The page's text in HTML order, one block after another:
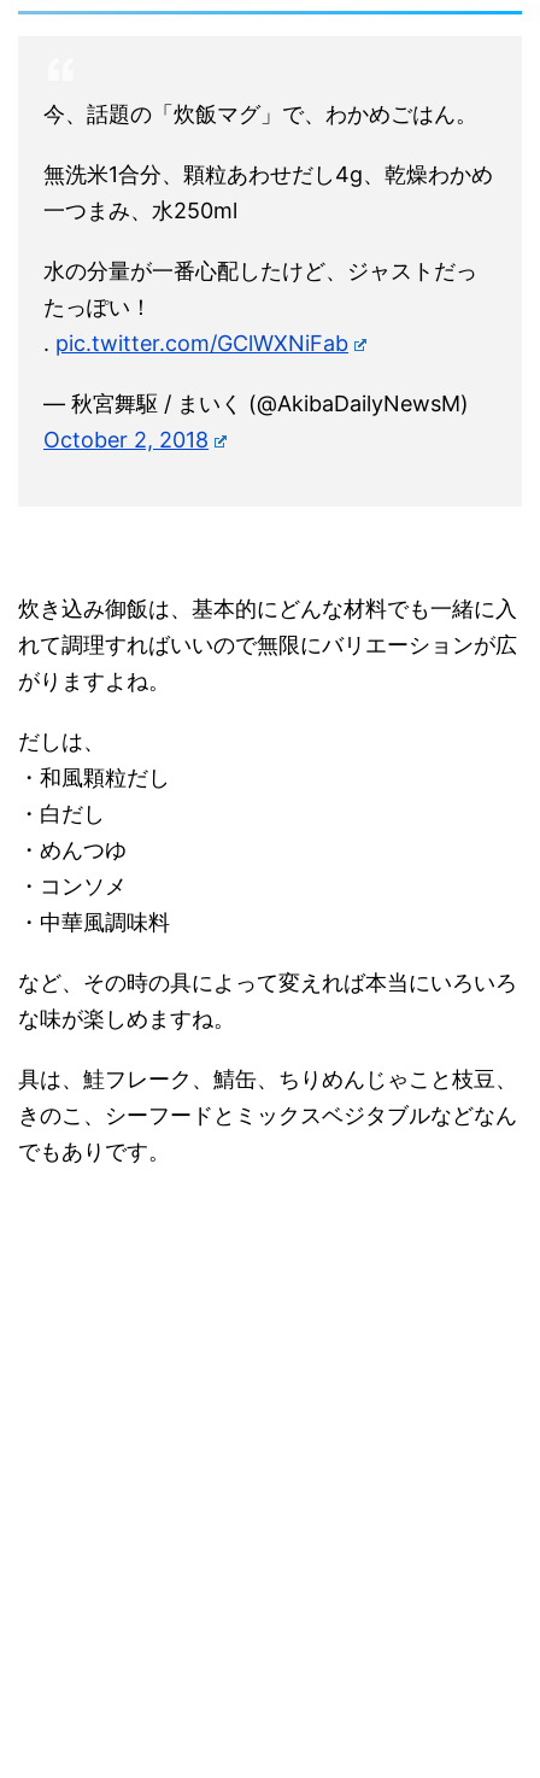
今、話題の「炊飯マグ」で、わかめごはん。
無洗米1合分、顆粒あわせだし4g、乾燥わかめ
一つまみ、水250ml
水の分量が一番心配したけど、ジャストだっ
たっぽい！
. pic.twitter.com/GClWXNiFab
— 秋宮舞駆 / まいく (@AkibaDailyNewsM)
October 2, 2018
炊き込み御飯は、基本的にどんな材料でも一緒に入
れて調理すればいいので無限にバリエーションが広
がりますよね。
だしは、
・和風顆粒だし
・白だし
・めんつゆ
・コンソメ
・中華風調味料
など、その時の具によって変えれば本当にいろいろ
な味が楽しめますね。
具は、鮭フレーク、鯖缶、ちりめんじゃこと枝豆、
きのこ、シーフードとミックスベジタブルなどなん
でもありです。